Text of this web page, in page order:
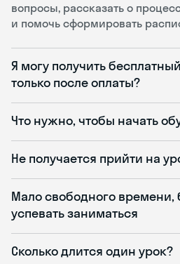
вопросы, рассказать о
и помочь сформировать
Я могу получить
только после оплаты?
Что нужно, чтобы начать
Не получается прийти на
Мало свободного времени,
успевать заниматься
Сколько длится один урок?